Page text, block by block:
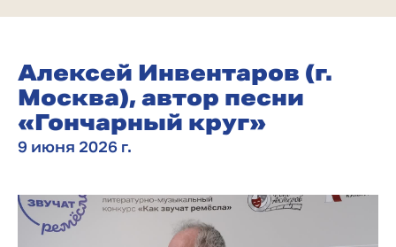
Алексей Инвентаров (г.
Москва), автор песни
«Гончарный круг»
9 июня 2026 г.